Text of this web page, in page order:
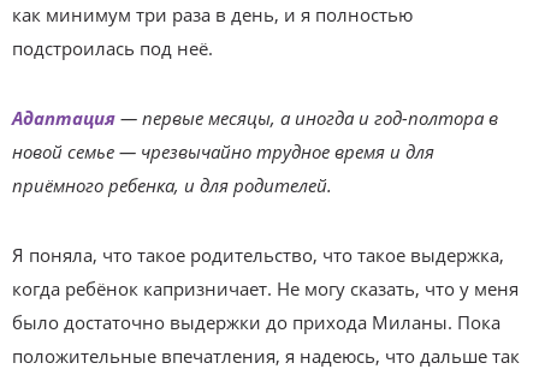
как минимум три раза в день, и я полностью
подстроилась под неё.
Адаптация — первые месяцы, а иногда и год-полтора в
новой семье — чрезвычайно трудное время и для
приёмного ребенка, и для родителей.
Я поняла, что такое родительство, что такое выдержка,
когда ребёнок капризничает. Не могу сказать, что у меня
было достаточно выдержки до прихода Миланы. Пока
положительные впечатления, я надеюсь, что дальше так